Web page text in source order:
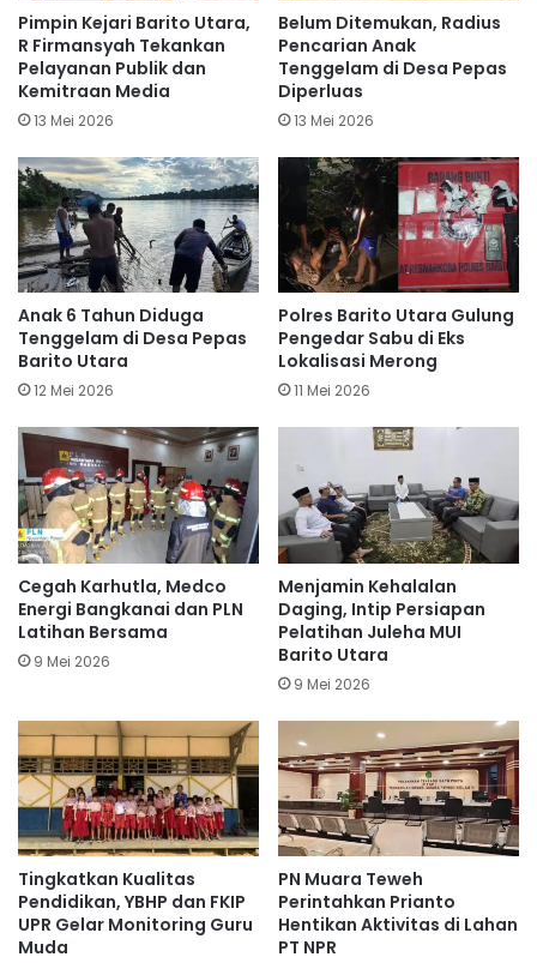
Pimpin Kejari Barito Utara,
R Firmansyah Tekankan
Pelayanan Publik dan
Kemitraan Media
13 Mei 2026
Belum Ditemukan, Radius
Pencarian Anak
Tenggelam di Desa Pepas
Diperluas
13 Mei 2026
Anak 6 Tahun Diduga
Tenggelam di Desa Pepas
Barito Utara
12 Mei 2026
Polres Barito Utara Gulung
Pengedar Sabu di Eks
Lokalisasi Merong
11 Mei 2026
Cegah Karhutla, Medco
Energi Bangkanai dan PLN
Latihan Bersama
9 Mei 2026
Menjamin Kehalalan
Daging, Intip Persiapan
Pelatihan Juleha MUI
Barito Utara
9 Mei 2026
Tingkatkan Kualitas
Pendidikan, YBHP dan FKIP
UPR Gelar Monitoring Guru
Muda
PN Muara Teweh
Perintahkan Prianto
Hentikan Aktivitas di Lahan
PT NPR